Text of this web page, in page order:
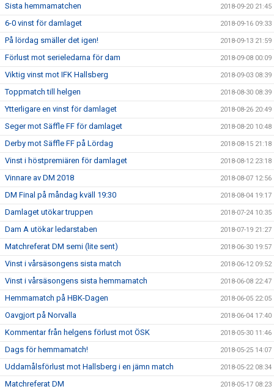
Sista hemmamatchen 2018-09-20 21:45
6-0 vinst för damlaget 2018-09-16 09:33
På lördag smäller det igen! 2018-09-13 21:59
Förlust mot serieledarna för dam 2018-09-08 00:09
Viktig vinst mot IFK Hallsberg 2018-09-03 08:39
Toppmatch till helgen 2018-08-30 08:39
Ytterligare en vinst för damlaget 2018-08-26 20:49
Seger mot Säffle FF för damlaget 2018-08-20 10:48
Derby mot Säffle FF på Lördag 2018-08-15 21:18
Vinst i höstpremiären för damlaget 2018-08-12 23:18
Vinnare av DM 2018 2018-08-07 12:56
DM Final på måndag kväll 19:30 2018-08-04 19:17
Damlaget utökar truppen 2018-07-24 10:35
Dam A utökar ledarstaben 2018-07-19 21:27
Matchreferat DM semi (lite sent) 2018-06-30 19:57
Vinst i vårsäsongens sista match 2018-06-12 09:52
Vinst i vårsäsongens sista hemmamatch 2018-06-08 22:47
Hemmamatch på HBK-Dagen 2018-06-05 22:05
Oavgjort på Norvalla 2018-06-04 17:40
Kommentar från helgens förlust mot ÖSK 2018-05-30 11:46
Dags för hemmamatch! 2018-05-25 14:07
Uddamålsförlust mot Hallsberg i en jämn match 2018-05-22 08:34
Matchreferat DM 2018-05-17 08:23